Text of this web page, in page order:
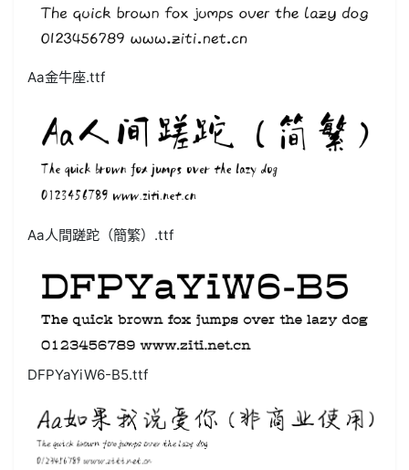
Aa金牛座.ttf
Aa人間蹉跎（簡繁）.ttf
DFPYaYiW6-B5.ttf